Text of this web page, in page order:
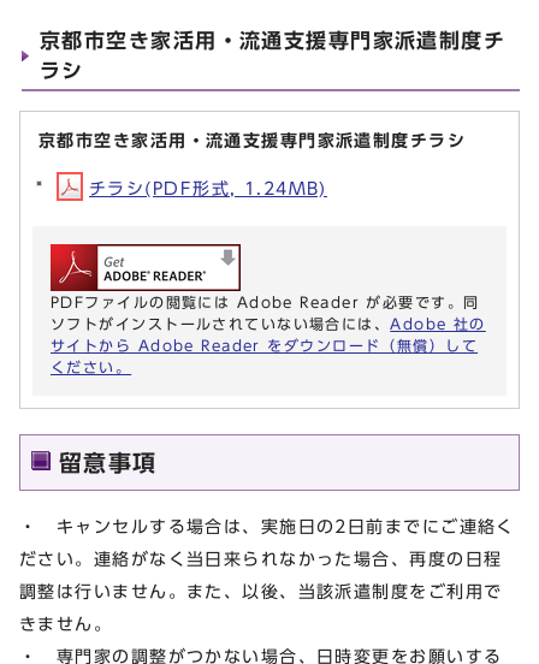
京都市空き家活用・流通支援専門家派遣制度チ
ラシ
京都市空き家活用・流通支援専門家派遣制度チラシ
チラシ(PDF形式, 1.24MB)
PDFファイルの閲覧には Adobe Reader が必要です。同
ソフトがインストールされていない場合には、 Adobe 社の
サイトから Adobe Reader をダウンロード（無償）して
ください。
留意事項
・ キャンセルする場合は、実施日の2日前までにご連絡く
ださい。連絡がなく当日来られなかった場合、再度の日程
調整は行いません。また、以後、当該派遣制度をご利用で
きません。
・ 専門家の調整がつかない場合、日時変更をお願いする